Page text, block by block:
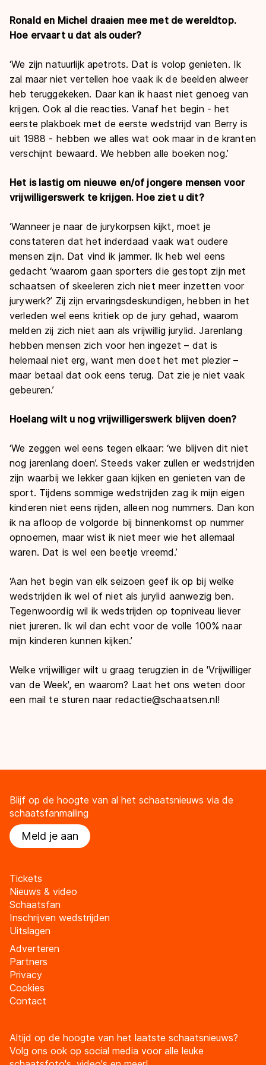
Ronald en Michel draaien mee met de wereldtop.
Hoe ervaart u dat als ouder?
‘We zijn natuurlijk apetrots. Dat is volop genieten. Ik
zal maar niet vertellen hoe vaak ik de beelden alweer
heb teruggekeken. Daar kan ik haast niet genoeg van
krijgen. Ook al die reacties. Vanaf het begin - het
eerste plakboek met de eerste wedstrijd van Berry is
uit 1988 - hebben we alles wat ook maar in de kranten
verschijnt bewaard. We hebben alle boeken nog.’
Het is lastig om nieuwe en/of jongere mensen voor
vrijwilligerswerk te krijgen. Hoe ziet u dit?
‘Wanneer je naar de jurykorpsen kijkt, moet je
constateren dat het inderdaad vaak wat oudere
mensen zijn. Dat vind ik jammer. Ik heb wel eens
gedacht ‘waarom gaan sporters die gestopt zijn met
schaatsen of skeeleren zich niet meer inzetten voor
jurywerk?’ Zij zijn ervaringsdeskundigen, hebben in het
verleden wel eens kritiek op de jury gehad, waarom
melden zij zich niet aan als vrijwillig jurylid. Jarenlang
hebben mensen zich voor hen ingezet – dat is
helemaal niet erg, want men doet het met plezier –
maar betaal dat ook eens terug. Dat zie je niet vaak
gebeuren.’
Hoelang wilt u nog vrijwilligerswerk blijven doen?
‘We zeggen wel eens tegen elkaar: ‘we blijven dit niet
nog jarenlang doen’. Steeds vaker zullen er wedstrijden
zijn waarbij we lekker gaan kijken en genieten van de
sport. Tijdens sommige wedstrijden zag ik mijn eigen
kinderen niet eens rijden, alleen nog nummers. Dan kon
ik na afloop de volgorde bij binnenkomst op nummer
opnoemen, maar wist ik niet meer wie het allemaal
waren. Dat is wel een beetje vreemd.’
‘Aan het begin van elk seizoen geef ik op bij welke
wedstrijden ik wel of niet als jurylid aanwezig ben.
Tegenwoordig wil ik wedstrijden op topniveau liever
niet jureren. Ik wil dan echt voor de volle 100% naar
mijn kinderen kunnen kijken.’
Welke vrijwilliger wilt u graag terugzien in de 'Vrijwilliger
van de Week', en waarom? Laat het ons weten door
een mail te sturen naar redactie@schaatsen.nl!
Blijf op de hoogte van al het schaatsnieuws via de
schaatsfanmailing
Meld je aan
Tickets
Nieuws & video
Schaatsfan
Inschrijven wedstrijden
Uitslagen
Adverteren
Partners
Privacy
Cookies
Contact
Altijd op de hoogte van het laatste schaatsnieuws?
Volg ons ook op social media voor alle leuke